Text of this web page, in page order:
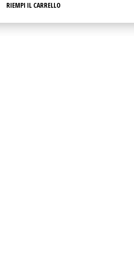
RIEMPI IL CARRELLO